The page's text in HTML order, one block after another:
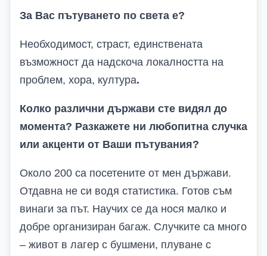
За Вас пътуването по света е?
Необходимост, страст, единствената
възможност да надскоча локалността на
проблем, хора, култура.
Колко различни държави сте видял до
момента? Разкажете ни любопитна случка
или акценти от Ваши пътувания?
Около 200 са посетените от мен държави.
Отдавна не си водя статистика. Готов съм
винаги за път. Научих се да нося малко и
добре организиран багаж. Случките са много
– живот в лагер с бушмени, плуване с